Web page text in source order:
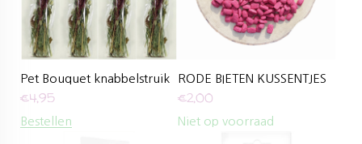
Pet Bouquet knabbelstruik
€4,95
Bestellen
RODE BIETEN KUSSENTJES
€2,00
Niet op voorraad